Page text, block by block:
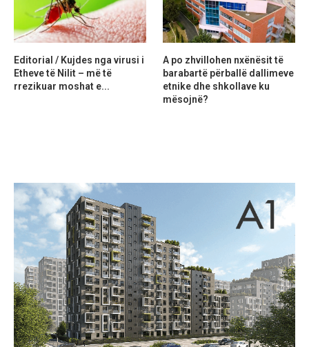
Editorial / Kujdes nga virusi i
Etheve të Nilit – më të
rrezikuar moshat e...
A po zhvillohen nxënësit të
barabartë përballë dallimeve
etnike dhe shkollave ku
mësojnë?